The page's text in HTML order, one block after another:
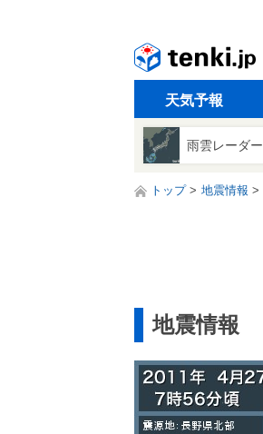
天気予報
雨雲レーダー
トップ 地震情報
地震情報